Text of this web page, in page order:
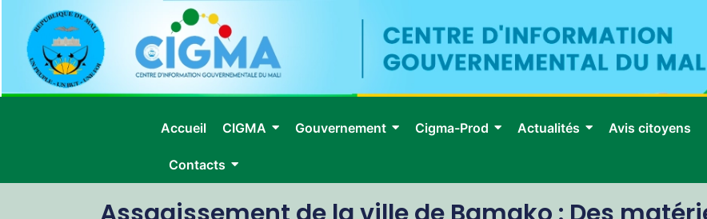
Accueil CIGMA Gouvernement Cigma-Prod Actualités Avis citoyens
Contacts